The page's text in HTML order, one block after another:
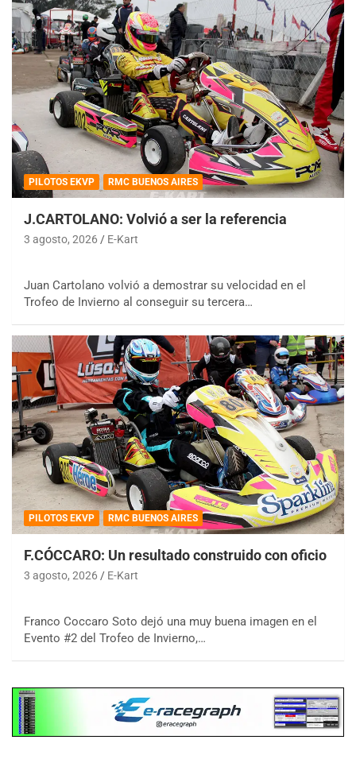
PILOTOS EKVP RMC BUENOS AIRES
J.CARTOLANO: Volvió a ser la referencia
3 agosto, 2026 E-Kart
Juan Cartolano volvió a demostrar su velocidad en el
Trofeo de Invierno al conseguir su tercera…
PILOTOS EKVP RMC BUENOS AIRES
F.CÓCCARO: Un resultado construido con oficio
3 agosto, 2026 E-Kart
Franco Coccaro Soto dejó una muy buena imagen en el
Evento #2 del Trofeo de Invierno,…